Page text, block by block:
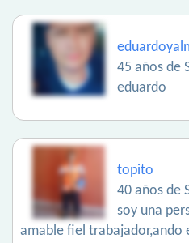
45 años de
eduardo
topito
40 años de
soy una
amable fiel trabajador,ando